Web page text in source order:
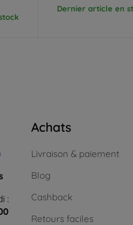
Dernier article en
:
Achats
Livraison & paiement
Blog
Cashback
Retours faciles